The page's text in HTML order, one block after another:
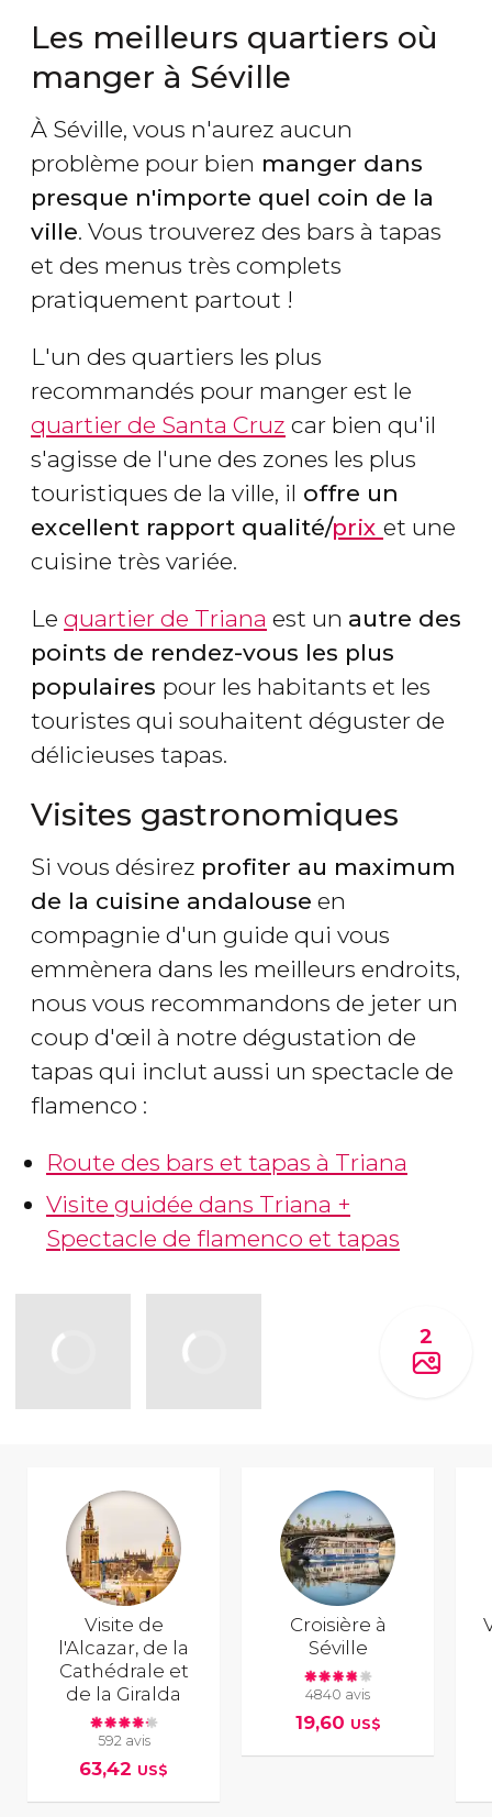
Les meilleurs quartiers où
manger à Séville
À Séville, vous n'aurez aucun
problème pour bien manger dans
presque n'importe quel coin de la
ville. Vous trouverez des bars à tapas
et des menus très complets
pratiquement partout !
L'un des quartiers les plus
recommandés pour manger est le
quartier de Santa Cruz car bien qu'il
s'agisse de l'une des zones les plus
touristiques de la ville, il offre un
excellent rapport qualité/prix et une
cuisine très variée.
Le quartier de Triana est un autre des
points de rendez-vous les plus
populaires pour les habitants et les
touristes qui souhaitent déguster de
délicieuses tapas.
Visites gastronomiques
Si vous désirez profiter au maximum
de la cuisine andalouse en
compagnie d'un guide qui vous
emmènera dans les meilleurs endroits,
nous vous recommandons de jeter un
coup d'œil à notre dégustation de
tapas qui inclut aussi un spectacle de
flamenco :
Route des bars et tapas à Triana
Visite guidée dans Triana +
Spectacle de flamenco et tapas
2
Visite de
l'Alcazar, de la
Cathédrale et
de la Giralda
592 avis
63,42 US$
Croisière à
Séville
4840 avis
19,60 US$